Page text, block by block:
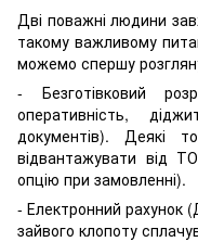
Дві поважні людини
такому важливому
можемо спершу
- Безготівковий
оперативність,
документів). Деякі
відвантажувати від
опцію при замовленні).
- Електронний рахунок
зайвого клопоту